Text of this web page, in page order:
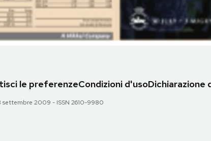
le preferenzeCondizioni d'usoDichiarazione
settembre 2009 - ISSN 2610-9980